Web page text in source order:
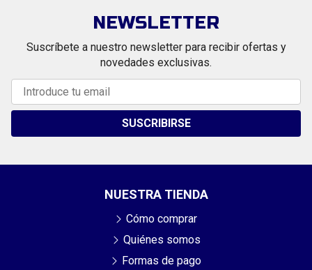
NEWSLETTER
Suscríbete a nuestro newsletter para recibir ofertas y
novedades exclusivas.
SUSCRIBIRSE
NUESTRA TIENDA
Cómo comprar
Quiénes somos
Formas de pago